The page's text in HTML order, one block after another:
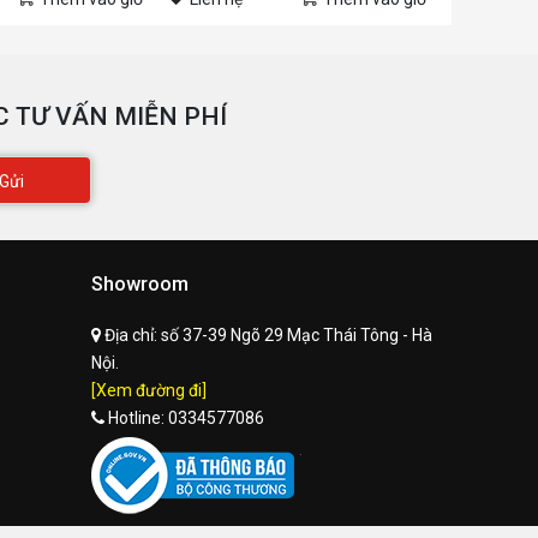
ShadowPlay
Certification
G-SYNC™-Ready
Ready Drivers Yes
Studio Drivers
GPU Boost™ Yes
Yes
TƯ VẤN MIỄN PHÍ
Gửi
Showroom
Địa chỉ: số 37-39 Ngõ 29 Mạc Thái Tông - Hà
Nội.
[Xem đường đi]
Hotline: 0334577086